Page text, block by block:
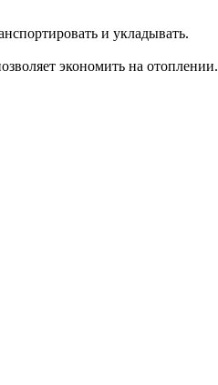
и укладывать.
экономить на отоплении.